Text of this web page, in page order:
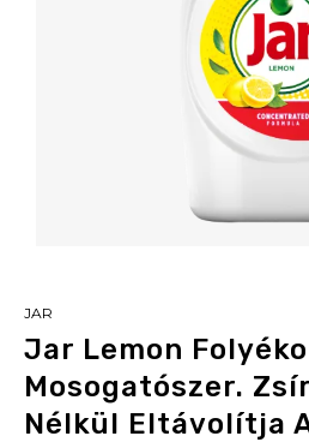
JAR
Jar Lemon
Mosogatószer.
Nélkül Eltávolítja